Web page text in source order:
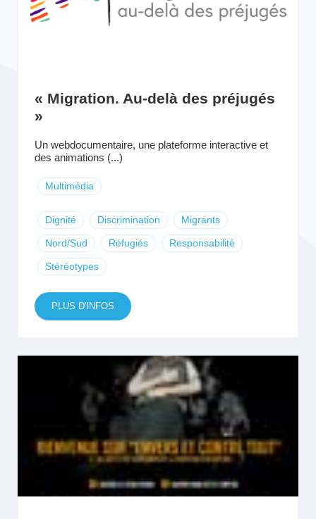
« Migration. Au-delà des préjugés
»
Un webdocumentaire, une plateforme interactive et
des animations (...)
Multimédia
Dignité Discrimination Migrants
Nord/Sud Réfugiés Responsabilité
Stéréotypes
PLUS D'INFOS